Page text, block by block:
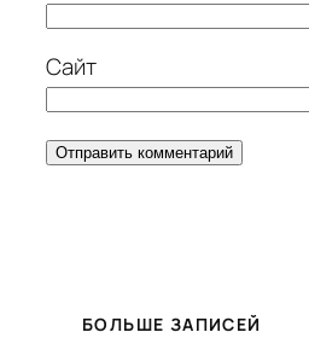
Сайт
БОЛЬШЕ ЗАПИСЕЙ